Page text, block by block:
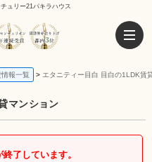
ュリー21パキラハウス
報一覧 エタニティー目白 目白の1LDK賃
マンション
了しています。